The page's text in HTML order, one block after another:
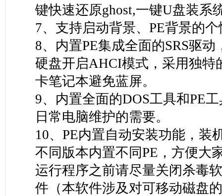
键快速还原ghost,一键U盘装系
7、支持启动背景、PE背景的
8、内置PE集成全面的SRS驱
硬盘开启AHCI模式，采用独特
卡笔记本避免蓝屏。
9、内置全面的DOS工具和PE
日常电脑维护的需要。
10、PE内置自动安装功能，装
不同版本内置不同PE，方便大
运行程序之前请尽量关闭杀毒
件（本软件涉及对可移动磁盘